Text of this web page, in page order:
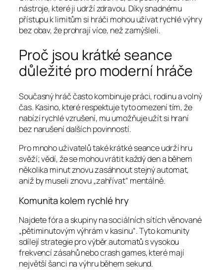
nástroje, které ji udrží zdravou. Díky snadnému
přístupu k limitům si hráči mohou užívat rychlé výhry
bez obav, že prohrají více, než zamýšleli.
Proč jsou krátké seance
důležité pro moderní hráče
Současný hráč často kombinuje práci, rodinu a volný
čas. Kasino, které respektuje tyto omezení tím, že
nabízí rychlé vzrušení, mu umožňuje užít si hraní
bez narušení dalších povinností.
Pro mnoho uživatelů také krátké seance udrží hru
svěží; vědí, že se mohou vrátit každý den a během
několika minut znovu zasáhnout stejný automat,
aniž by museli znovu „zahřívat“ mentálně.
Komunita kolem rychlé hry
Najdete fóra a skupiny na sociálních sítích věnované
„pětiminutovým výhrám v kasinu“. Tyto komunity
sdílejí strategie pro výběr automatů s vysokou
frekvencí zásahů nebo crash games, které mají
největší šanci na výhru během sekund.